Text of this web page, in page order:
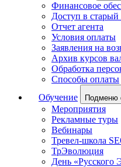
Финансовое
Доступ в
Отчет агента
Условия оплаты
Заявления на
Архив курсов
Обработка
Способы оплаты
Обучение
Подменю
Мероприятия
Рекламные туры
Вебинары
Тревел-школа
ТрЭволюция
День «Русского